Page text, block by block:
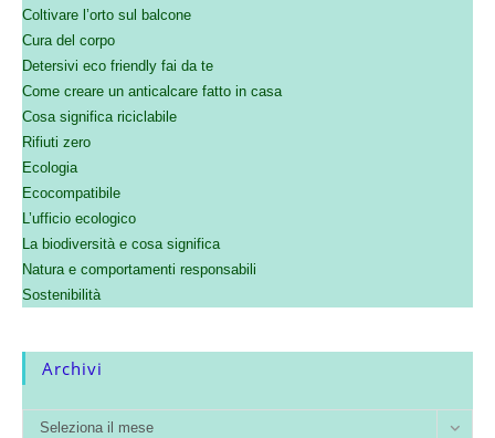
Coltivare l’orto sul balcone
Cura del corpo
Detersivi eco friendly fai da te
Come creare un anticalcare fatto in casa
Cosa significa riciclabile
Rifiuti zero
Ecologia
Ecocompatibile
L’ufficio ecologico
La biodiversità e cosa significa
Natura e comportamenti responsabili
Sostenibilità
Archivi
Seleziona il mese